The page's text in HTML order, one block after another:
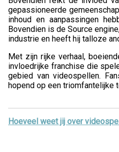
gepassioneerde
inhoud en aanpassingen
Bovendien is de Source
industrie en heeft hij talloze
Met zijn rijke verhaal,
invloedrijke franchise die
gebied van videospellen.
hopend op een triomfantelijke
Hoeveel weet jij over